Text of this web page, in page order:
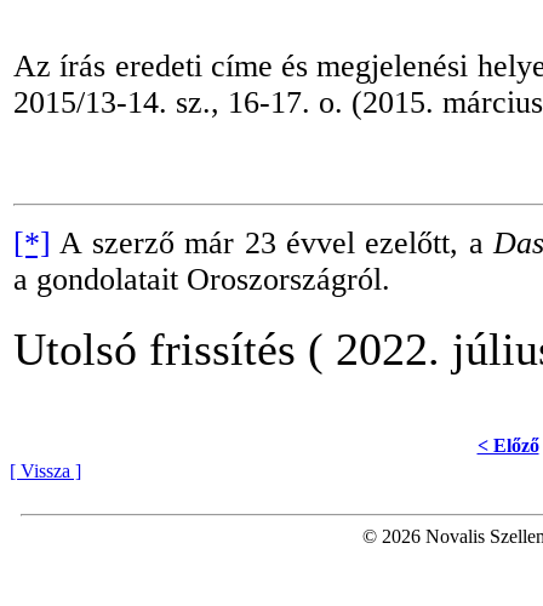
Az írás eredeti címe és megjelenési
2015/13-14. sz., 16-17. o. (2015.
[*] A szerző már 23 évvel ezelőtt, a
a gondolatait Oroszországról.
Utolsó frissítés ( 2022.
< Előző
[ Vissza ]
© 2026 Novalis